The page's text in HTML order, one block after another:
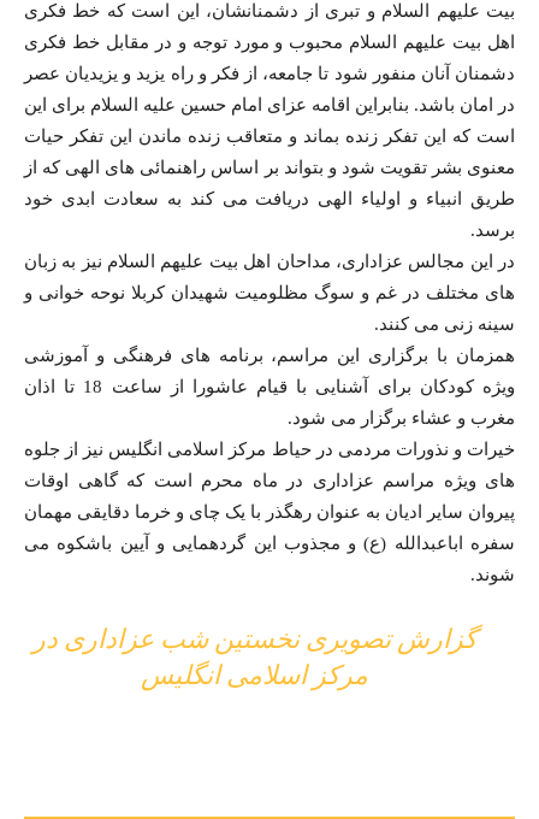
بیت علیهم السلام و تبری از دشمنانشان، این است که خط فکری
اهل بیت علیهم السلام محبوب و مورد توجه و در مقابل خط فکری
دشمنان آنان منفور شود تا جامعه، از فکر و راه یزید و یزیدیان عصر
در امان باشد. بنابراین اقامه عزای امام حسین علیه السلام برای این
است که این تفکر زنده بماند و متعاقب زنده ماندن این تفکر حیات
معنوی بشر تقویت شود و بتواند بر اساس راهنمائی های الهی که از
طریق انبیاء و اولیاء الهی دریافت می کند به سعادت ابدی خود
برسد.
در این مجالس عزاداری، مداحان اهل بیت علیهم السلام نیز به زبان
های مختلف در غم و سوگ مظلومیت شهیدان کربلا نوحه خوانی و
سینه زنی می کنند.
همزمان با برگزاری این مراسم، برنامه های فرهنگی و آموزشی
ویژه کودکان برای آشنایی با قیام عاشورا از ساعت 18 تا اذان
مغرب و عشاء برگزار می شود.
خیرات و نذورات مردمی در حیاط مرکز اسلامی انگلیس نیز از جلوه
های ویژه مراسم عزاداری در ماه محرم است که گاهی اوقات
پیروان سایر ادیان به عنوان رهگذر با یک چای و خرما دقایقی مهمان
سفره اباعبدالله (ع) و مجذوب این گردهمایی و آیین باشکوه می
شوند.
گزارش تصویری نخستین شب عزاداری در
مرکز اسلامی انگلیس